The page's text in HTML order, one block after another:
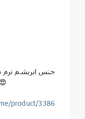
جنس ابریشم
لیز نیست-
product/3386